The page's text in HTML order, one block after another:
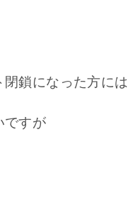
閉鎖になった方には
ですが